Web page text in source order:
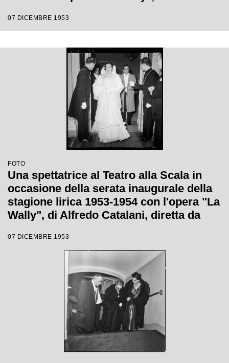
con la regia di Tatiana Pavlova
07 DICEMBRE 1953
FOTO
Una spettatrice al Teatro alla Scala in
occasione della serata inaugurale della
stagione lirica 1953-1954 con l'opera "La
Wally", di Alfredo Catalani, diretta da
Tatiana Pavlova
07 DICEMBRE 1953